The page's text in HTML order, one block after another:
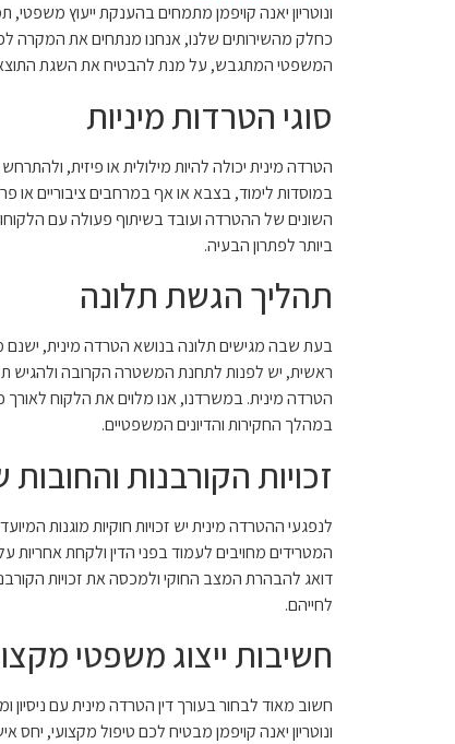
ונוטריון יאנה קויפמן מתמחים בהענקת ייעוץ
כחלק מהשירותים שלנו, אנחנו מנתחים את המקרה
המשפטי המתגבש, על מנת להבטיח את השגת
סוגי הטרדות מיניות
הטרדה מינית יכולה להיות מילולית או פיזית,
במוסדות לימוד, בצבא או אף במרחבים ציבוריים או
השונים של ההטרדה ועובד בשיתוף פעולה עם
ביותר לפתרון הבעיה.
תהליך הגשת תלונה
בעת שבה מגישים תלונה בנושא הטרדה מינית,
ראשית, יש לפנות לתחנת המשטרה הקרובה ולהגיש
הטרדה מינית. במשרדנו, אנו מלוים את הלקוח לאורך
במהלך החקירות והדיונים המשפטיים.
זכויות הקורבנות
לנפגעי ההטרדה מינית יש זכויות חוקיות מוגנות
המטרידים מחויבים לעמוד בפני הדין ולקחת אחריות
דואג להבהרת המצב החוקי ולמכסה את זכויות
לחייהם.
חשיבות ייצוג משפטי
חשוב מאוד לבחור בעורך דין הטרדה מינית עם ניסיון
ונוטריון יאנה קויפמן מבטיח לכם טיפול מקצועי, יחס